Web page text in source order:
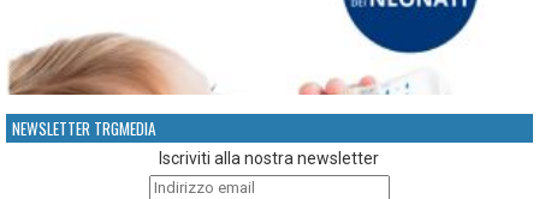
NEWSLETTER TRGMEDIA
Iscriviti alla nostra newsletter